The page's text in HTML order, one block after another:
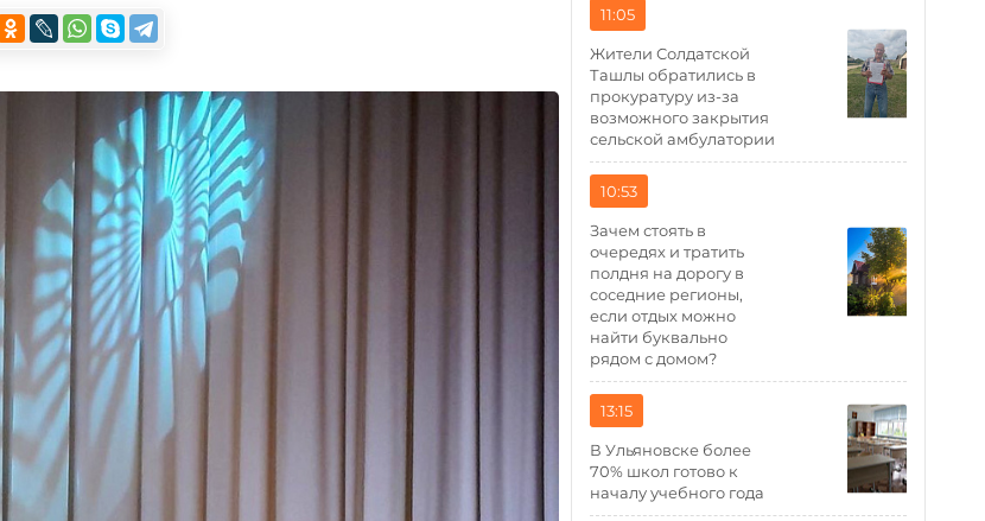
11:05
Жители Солдатской
Ташлы обратились в
прокуратуру из-за
возможного закрытия
сельской амбулатории
10:53
Зачем стоять в
очередях и тратить
полдня на дорогу в
соседние регионы,
если отдых можно
найти буквально
рядом с домом?
13:15
В Ульяновске более
70% школ готово к
началу учебного года